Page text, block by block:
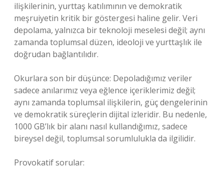
ilişkilerinin, yurttaş katılımının ve demokratik
meşruiyetin kritik bir göstergesi haline gelir. Veri
depolama, yalnızca bir teknoloji meselesi değil; aynı
zamanda toplumsal düzen, ideoloji ve yurttaşlık ile
doğrudan bağlantılıdır.
Okurlara son bir düşünce: Depoladığımız veriler
sadece anılarımız veya eğlence içeriklerimiz değil;
aynı zamanda toplumsal ilişkilerin, güç dengelerinin
ve demokratik süreçlerin dijital izleridir. Bu nedenle,
1000 GB’lık bir alanı nasıl kullandığımız, sadece
bireysel değil, toplumsal sorumlulukla da ilgilidir.
Provokatif sorular: